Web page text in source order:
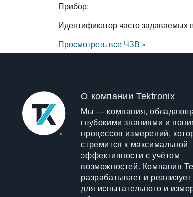
Прибор:
Идентификатор часто задаваемых
Просмотреть все ЧЗВ »
О компании Tektronix
Мы — компания,
глубокими знаниями и
процессов измерений,
стремится к максимальной
эффективности с учётом
возможностей. Компания
разрабатывает и
для испытательного и